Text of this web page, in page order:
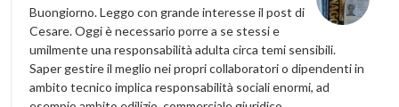
Buongiorno. Leggo con grande interesse il post di
Cesare. Oggi è necessario porre a se stessi e
umilmente una responsabilità adulta circa temi sensibili.
Saper gestire il meglio nei propri collaboratori o dipendenti in
ambito tecnico implica responsabilità sociali enormi, ad